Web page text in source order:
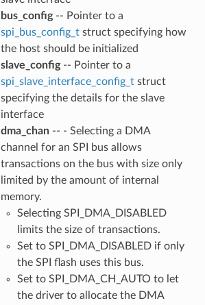
bus_config-- Pointer to a
spi_bus_config_tstruct specifying how
the host should be initialized
slave_config-- Pointer to a
spi_slave_interface_config_tstruct
specifying the details for the slave
interface
dma_chan-- - Selecting a DMA
channel for an SPI bus allows
transactions on the bus with size only
limited by the amount of internal
memory.
Selecting SPI_DMA_DISABLED
limits the size of transactions.
Set to SPI_DMA_DISABLED if only
the SPI flash uses this bus.
Set to SPI_DMA_CH_AUTO to let
the driver to allocate the DMA